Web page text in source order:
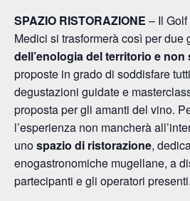
SPAZIO RISTORAZIONE – Il
Medici si trasformerà così per due
dell’enologia del territorio e non
proposte in grado di soddisfare
degustazioni guidate e
proposta per gli amanti del vino.
l’esperienza non mancherà
unospazio di ristorazione,
enogastronomiche mugellane, a
partecipanti e gli operatori presenti.